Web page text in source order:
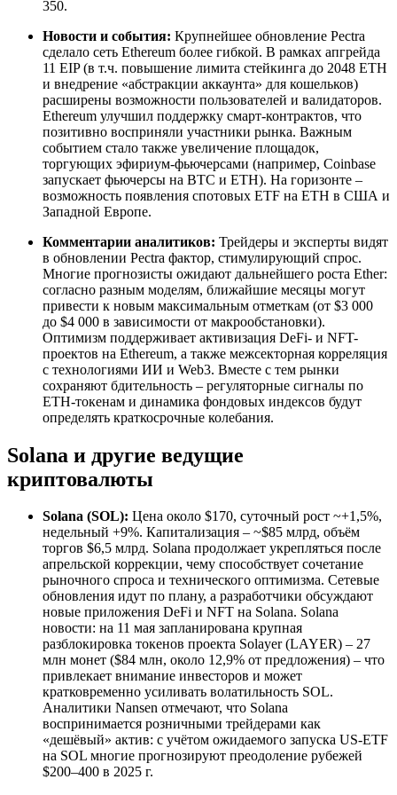
350.
Новости и события: Крупнейшее обновление Pectra
сделало сеть Ethereum более гибкой. В рамках апгрейда
11 EIP (в т.ч. повышение лимита стейкинга до 2048 ETH
и внедрение «абстракции аккаунта» для кошельков)
расширены возможности пользователей и валидаторов.
Ethereum улучшил поддержку смарт-контрактов, что
позитивно восприняли участники рынка. Важным
событием стало также увеличение площадок,
торгующих эфириум-фьючерсами (например, Coinbase
запускает фьючерсы на BTC и ETH). На горизонте –
возможность появления спотовых ETF на ETH в США и
Западной Европе.
Комментарии аналитиков: Трейдеры и эксперты видят
в обновлении Pectra фактор, стимулирующий спрос.
Многие прогнозисты ожидают дальнейшего роста Ether:
согласно разным моделям, ближайшие месяцы могут
привести к новым максимальным отметкам (от $3 000
до $4 000 в зависимости от макрообстановки).
Оптимизм поддерживает активизация DeFi- и NFT-
проектов на Ethereum, а также межсекторная корреляция
с технологиями ИИ и Web3. Вместе с тем рынки
сохраняют бдительность – регуляторные сигналы по
ETH-токенам и динамика фондовых индексов будут
определять краткосрочные колебания.
Solana и другие ведущие
криптовалюты
Solana (SOL): Цена около $170, суточный рост ~+1,5%,
недельный +9%. Капитализация – ~$85 млрд, объём
торгов $6,5 млрд. Solana продолжает укрепляться после
апрельской коррекции, чему способствует сочетание
рыночного спроса и технического оптимизма. Сетевые
обновления идут по плану, а разработчики обсуждают
новые приложения DeFi и NFT на Solana. Solana
новости: на 11 мая запланирована крупная
разблокировка токенов проекта Solayer (LAYER) – 27
млн монет ($84 млн, около 12,9% от предложения) – что
привлекает внимание инвесторов и может
кратковременно усиливать волатильность SOL.
Аналитики Nansen отмечают, что Solana
воспринимается розничными трейдерами как
«дешёвый» актив: с учётом ожидаемого запуска US-ETF
на SOL многие прогнозируют преодоление рубежей
$200–400 в 2025 г.